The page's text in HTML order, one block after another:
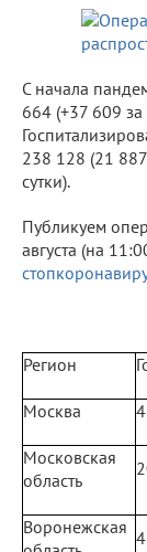
С начала
664 (+37 609
238 128 (21
сутки).
Публикуем
августа (на
Регион
Москва
Московская
область
Воронежская